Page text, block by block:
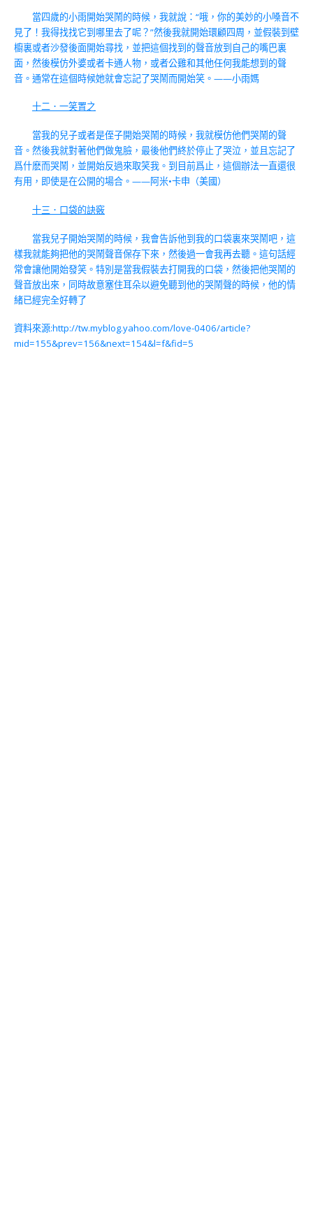
當四歲的小雨開始哭鬧的時候，我就說：“哦，你的美妙的小嗓音不
見了！我得找找它到哪里去了呢？”然後我就開始環顧四周，並假裝到壁
櫥裏或者沙發後面開始尋找，並把這個找到的聲音放到自己的嘴巴裏
面，然後模仿外婆或者卡通人物，或者公雞和其他任何我能想到的聲
音。通常在這個時候她就會忘記了哭鬧而開始笑。——小雨媽
十二．一笑置之
當我的兒子或者是侄子開始哭鬧的時候，我就模仿他們哭鬧的聲
音。然後我就對著他們做鬼臉，最後他們終於停止了哭泣，並且忘記了
爲什麽而哭鬧，並開始反過來取笑我。到目前爲止，這個辦法一直還很
有用，即使是在公開的場合。——阿米•卡申（美國）
十三．口袋的訣竅
當我兒子開始哭鬧的時候，我會告訴他到我的口袋裏來哭鬧吧，這
樣我就能夠把他的哭鬧聲音保存下來，然後過一會我再去聽。這句話經
常會讓他開始發笑。特別是當我假裝去打開我的口袋，然後把他哭鬧的
聲音放出來，同時故意塞住耳朵以避免聽到他的哭鬧聲的時候，他的情
緒已經完全好轉了
資料來源:http://tw.myblog.yahoo.com/love-0406/article?
mid=155&prev=156&next=154&l=f&fid=5